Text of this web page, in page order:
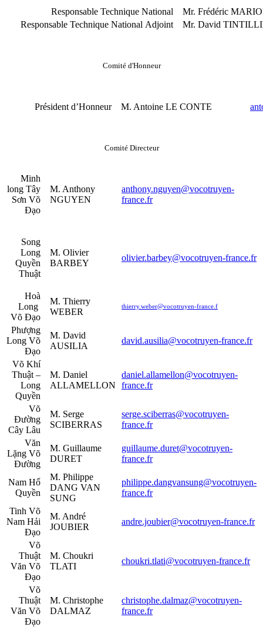
Responsable Technique National
Mr. Frédéric
Responsable Technique National Adjoint
Mr. David
Comité d'Honneur
Président d’Honneur M. Antoine LE CONTE
Comité Directeur
Minh
long Tây
Sơn Võ
Đạo
M. Anthony
NGUYEN
anthony.nguyen@vocotruyen-
france.fr
Song
Long
Quyền
Thuật
M. Olivier
BARBEY
olivier.barbey@vocotruyen-france.fr
Hoà
Long
Võ Đạo
M. Thierry
WEBER
thierry.weber@vocotruyen-france.f
Phượng
Long Võ
Đạo
M. David
AUSILIA
david.ausilia@vocotruyen-france.fr
Võ Khí
Thuật –
Long
Quyền
M. Daniel
ALLAMELLON
daniel.allamellon@vocotruyen-
france.fr
Võ
Đường
Cây Lâu
M. Serge
SCIBERRAS
serge.sciberras@vocotruyen-
france.fr
Văn
Lặng Võ
Đường
M. Guillaume
DURET
guillaume.duret@vocotruyen-
france.fr
Nam Hổ
Quyền
M. Philippe
DANG VAN
SUNG
philippe.dangvansung@vocotruyen-
france.fr
Tinh Võ
Nam Hải
Đạo
M. André
JOUBIER
andre.joubier@vocotruyen-france.fr
Võ
Thuật
Văn Võ
Đạo
M. Choukri
TLATI
choukri.tlati@vocotruyen-france.fr
Võ
Thuật
Văn Võ
Đạo
M. Christophe
DALMAZ
christophe.dalmaz@vocotruyen-
france.fr